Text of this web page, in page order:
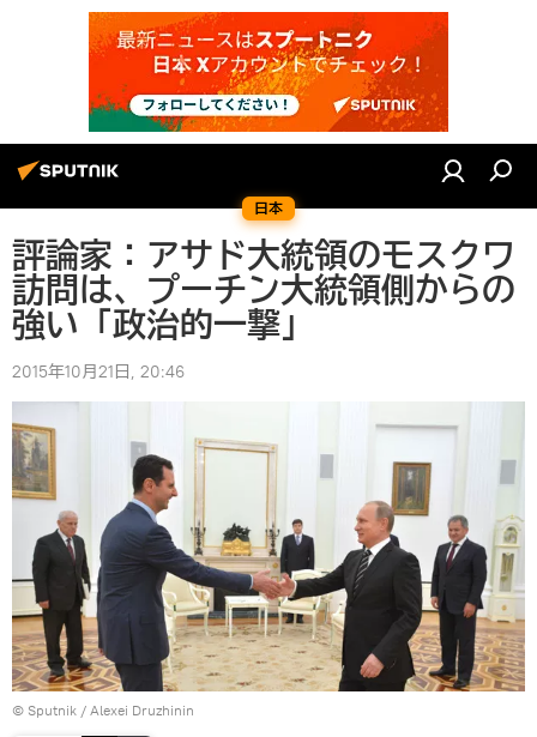
日本
評論家：アサド大統領のモスクワ
訪問は、プーチン大統領側からの
強い「政治的一撃」
2015年10月21日, 20:46
© Sputnik / Alexei Druzhinin